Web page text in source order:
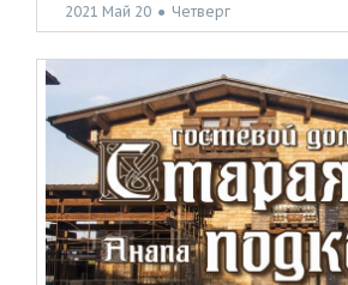
2021 Май 20 ● Четверг